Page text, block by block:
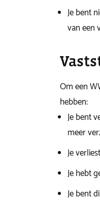
Je bent
van een
Om een
hebben:
Je bent
meer
Je
Je hebt
Je bent